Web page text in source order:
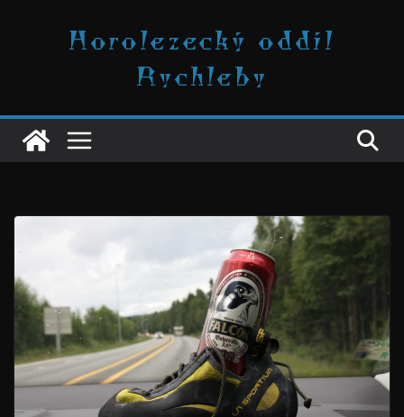
Horolezecký oddíl
Rychleby